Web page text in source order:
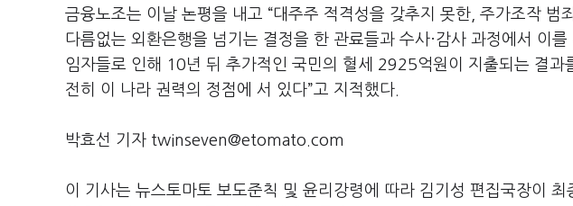
금융노조는 이날 논평을 내고 “대주주 적격성을 갖추지 못한, 주가조작 범
다름없는 외환은행을 넘기는 결정을 한 관료들과 수사·감사 과정에서 이
임자들로 인해 10년 뒤 추가적인 국민의 혈세 2925억원이 지출되는 결과
전히 이 나라 권력의 정점에 서 있다”고 지적했다.
박효선 기자 twinseven@etomato.com
이 기사는 뉴스토마토 보도준칙 및 윤리강령에 따라 김기성 편집국장이 최